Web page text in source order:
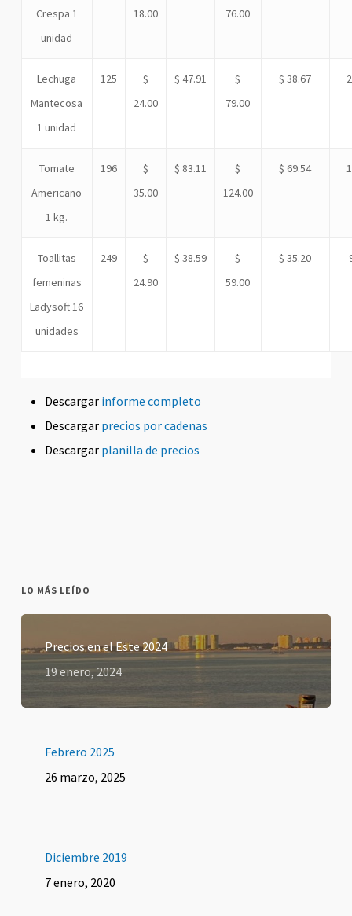
Crespa 1
unidad
18.00 76.00
Lechuga
Mantecosa
1 unidad
125
$
24.00
$ 47.91
$
79.00
$ 38.67
Tomate
Americano
1 kg.
196
$
35.00
$ 83.11
$
124.00
$ 69.54
Toallitas
femeninas
Ladysoft 16
unidades
249
$
24.90
$ 38.59
$
59.00
$ 35.20
Descargar informe completo
Descargar precios por cadenas
Descargar planilla de precios
LO MÁS LEÍDO
Precios en el Este 2024
19 enero, 2024
Febrero 2025
26 marzo, 2025
Diciembre 2019
7 enero, 2020